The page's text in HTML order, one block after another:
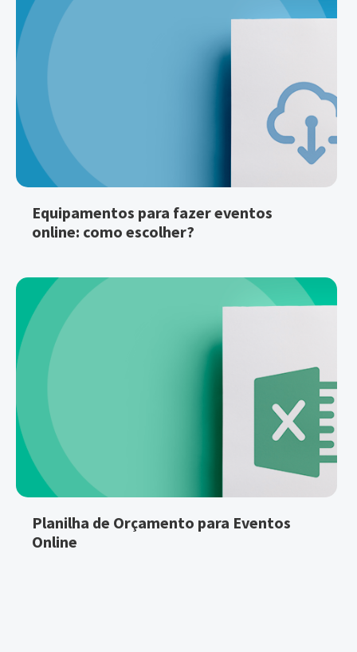
Equipamentos para fazer eventos
online: como escolher?
Planilha de Orçamento para Eventos
Online